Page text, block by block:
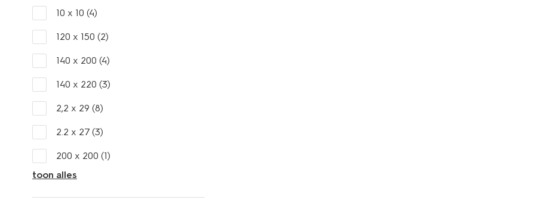
10 x 10 (4)
120 x 150 (2)
140 x 200 (4)
140 x 220 (3)
2,2 x 29 (8)
2.2 x 27 (3)
200 x 200 (1)
toon alles